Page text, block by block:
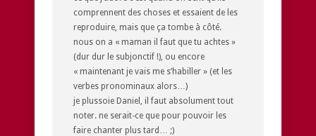
comprennent des choses et essaient de les
reproduire, mais que ça tombe à côté.
nous on a « maman il faut que tu achtes »
(dur dur le subjonctif !), ou encore
« maintenant je vais me s’habiller » (et les
verbes pronominaux alors…)
je plussoie Daniel, il faut absolument tout
noter. ne serait-ce que pour pouvoir les
faire chanter plus tard… ;)